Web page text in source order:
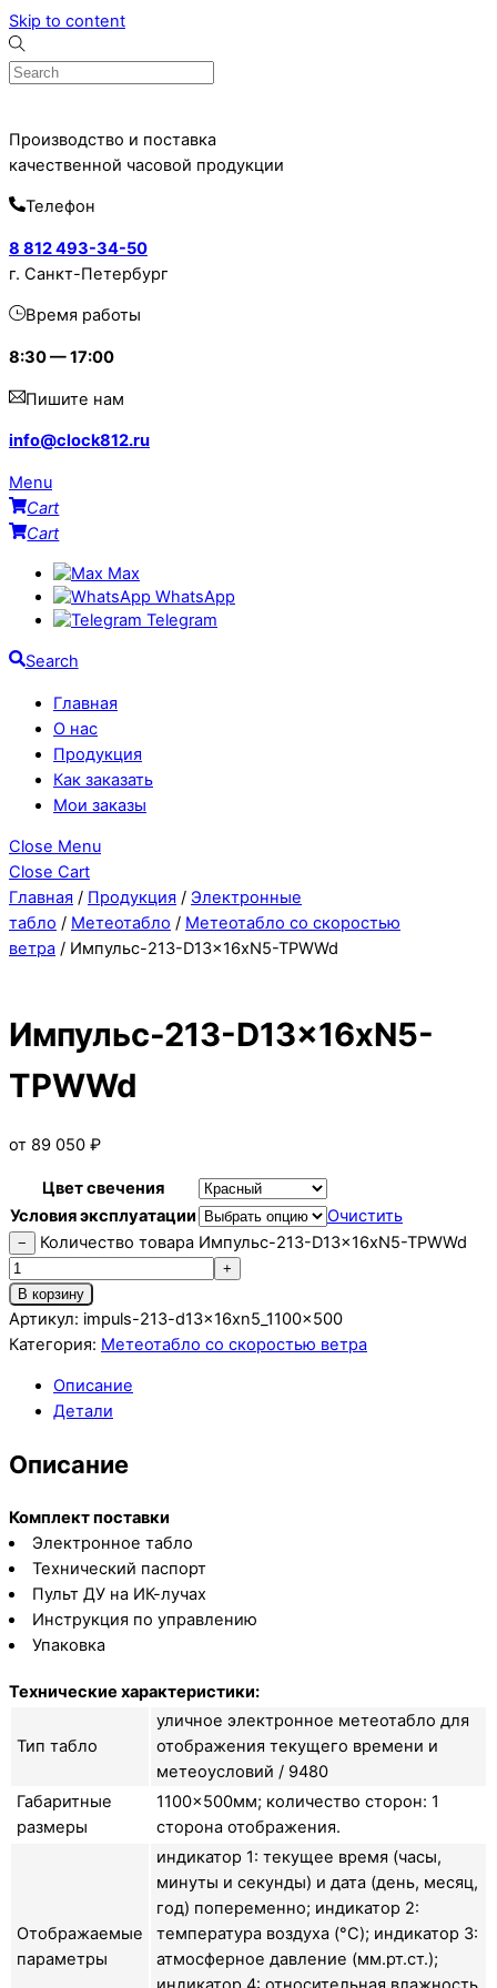
Skip to content
Производство и поставка
качественной часовой продукции
Телефон
8 812 493-34-50
г. Санкт-Петербург
Время работы
8:30 — 17:00
Пишите нам
info@clock812.ru
Menu
Cart
Cart
Max
WhatsApp
Telegram
Search
Главная
О нас
Продукция
Как заказать
Мои заказы
Close Menu
Close Cart
Главная / Продукция / Электронные
табло / Метеотабло / Метеотабло со скоростью
ветра / Импульс-213-D13x16xN5-TPWWd
Импульс-213-D13x16xN5-
TPWWd
от 89 050 ₽
Цвет свечения
Условия эксплуатации
Очистить
− Количество товара Импульс-213-D13x16xN5-TPWWd
+
В корзину
Артикул: impuls-213-d13x16xn5_1100x500
Категория: Метеотабло со скоростью ветра
Описание
Детали
Описание
Комплект поставки
Электронное табло
Технический паспорт
Пульт ДУ на ИК-лучах
Инструкция по управлению
Упаковка
Технические характеристики:
Тип табло
уличное электронное метеотабло для
отображения текущего времени и
метеоусловий / 9480
Габаритные
размеры
1100×500мм; количество сторон: 1
сторона отображения.
Отображаемые
параметры
индикатор 1: текущее время (часы,
минуты и секунды) и дата (день, месяц,
год) попеременно; индикатор 2:
температура воздуха (°C); индикатор 3:
атмосферное давление (мм.рт.ст.);